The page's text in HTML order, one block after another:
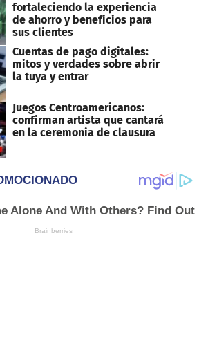
fortaleciendo la experiencia
de ahorro y beneficios para
sus clientes
Cuentas de pago digitales:
mitos y verdades sobre abrir
la tuya y entrar
Juegos Centroamericanos:
confirman artista que cantará
en la ceremonia de clausura